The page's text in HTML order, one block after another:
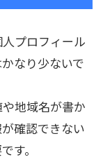
プロフィール
なり少ないで
地域名が書か
確認できない
す。